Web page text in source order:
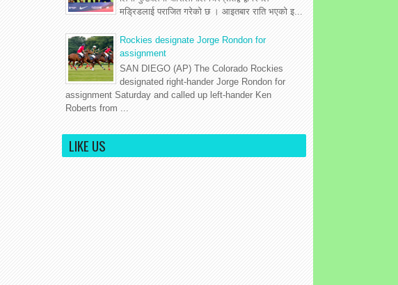
मड्रिडलाई पराजित गरेको छ । आइतबार राति भएको इ...
Rockies designate Jorge Rondon for
assignment
SAN DIEGO (AP) The Colorado Rockies
designated right-hander Jorge Rondon for
assignment Saturday and called up left-hander Ken
Roberts from ...
LIKE US